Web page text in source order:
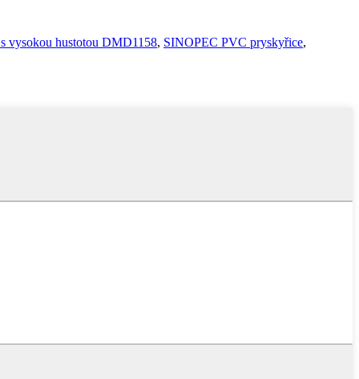
vysokou hustotou DMD1158, SINOPEC PVC pryskyřice,